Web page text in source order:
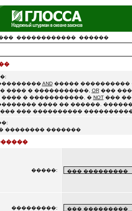
������������ ������
AND����� ����������
���� � �����������, OR���
� �����������, � NOT���
���� �� ������.
��� ����������
�������� �������
�����:
���������: